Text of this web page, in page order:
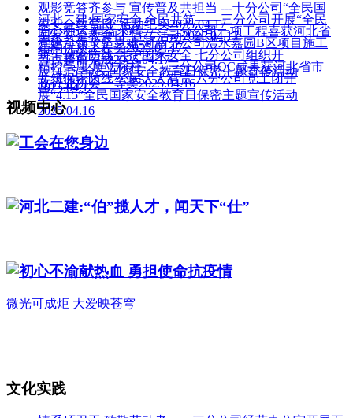
观影竞答齐参与 宣传普及共担当 ---十分公司“全民国
家安全教育日”活动纪实2025.04.17
河北二建:国家安全 全民共筑——三分公司开展“全民
国家安全教育日”宣传活动2025.04.17
匠心独运 精益求精——三分公司一项工程喜获河北省
结构优质工程奖2025.04.17
党建引领攻坚克难-河南分公司澧水嘉园B区项目施工
节点超前完成2025.04.17
筑牢保密防线 共护国家安全 七分公司组织开
展“4.15”全民国家安全教育日保密主题宣传活动
2025.04.17
精控毫厘 质立标杆——三分公司QC成果获河北省市
政行业协会一等奖2025.04.16
共筑保密防线 公民人人有责 六分公司党工团开
展“4.15”全民国家安全教育日保密主题宣传活动
2025.04.16
视频中心
工会在您身边
河北二建:“伯”揽人才，闻天下“仕”
初心不渝献热血 勇担使命抗疫情
微光可成炬 大爱映苍穹
文化实践